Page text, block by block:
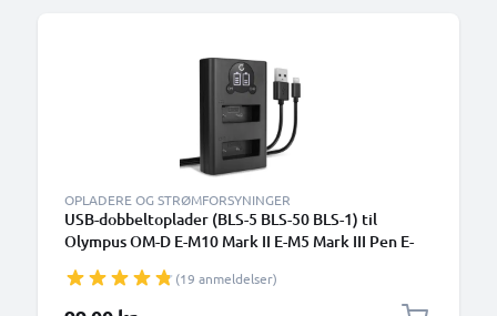
OPLADERE OG STRØMFORSYNINGER
USB-dobbeltoplader (BLS-5 BLS-50 BLS-1) til
Olympus OM-D E-M10 Mark II E-M5 Mark III Pen E-
fra CELLONIC
(19 anmeldelser)